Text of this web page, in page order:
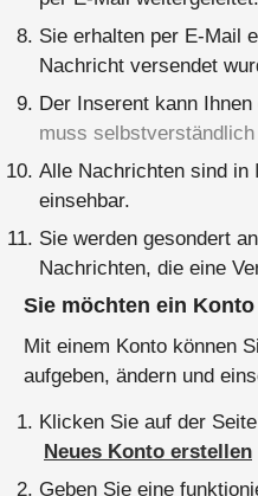
Sie erhalten per E-Mail
Nachricht versendet
Der Inserent kann
muss
Alle Nachrichten sind in
einsehbar.
Sie werden gesondert
Nachrichten, die eine
Sie möchten ein
Mit einem Konto können
aufgeben, ändern und
Klicken Sie auf der Seite
Neues Konto erstellen
Geben Sie eine